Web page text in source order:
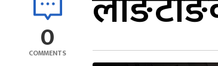
0
COMMENTS